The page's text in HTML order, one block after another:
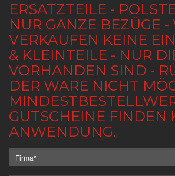
ERSATZTEILE -
NUR GANZE BEZÜGE -
VERKAUFEN KEINE
& KLEINTEILE - NUR
VORHANDEN SIND -
DER WARE NICHT
GUTSCHEINE FINDEN
ANWENDUNG.